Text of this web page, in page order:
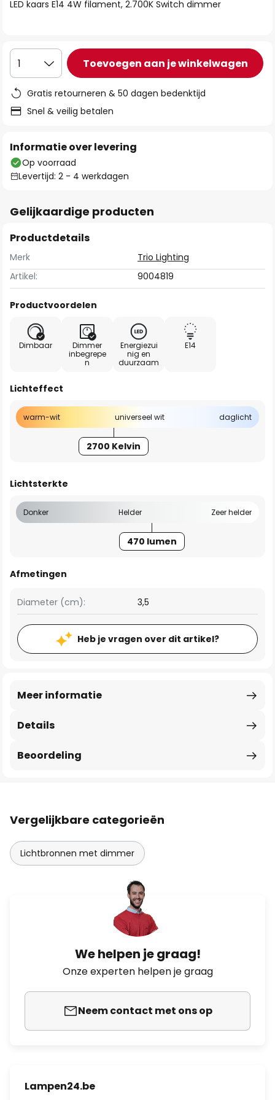
gallerij
LED kaars E14 4W filament, 2.700K Switch dimmer
1 Toevoegen aan je winkelwagen
Gratis retourneren & 50 dagen bedenktijd
Snel & veilig betalen
Informatie over levering
Op voorraad
Levertijd: 2 - 4 werkdagen
Gelijkaardige producten
Productdetails
Merk
Trio Lighting
Artikel:
9004819
Productvoordelen
Dimbaar
Dimmer
inbegrepe
n
Energiezui
nig en
duurzaam
E14
Lichteffect
warm-wit universeel wit daglicht
2700 Kelvin
Lichtsterkte
Donker Helder Zeer helder
470 lumen
Afmetingen
Diameter (cm): 3,5
Heb je vragen over dit artikel?
Details
Meer informatie
Beoordeling
Vergelijkbare categorieën
Lichtbronnen met dimmer
We helpen je graag!
Onze experten helpen je graag
Neem contact met ons op
Lampen24.be